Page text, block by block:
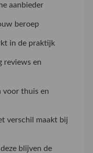
aanbieder
beroep
in de praktijk
reviews en
voor thuis en
verschil maakt bij
blijven de